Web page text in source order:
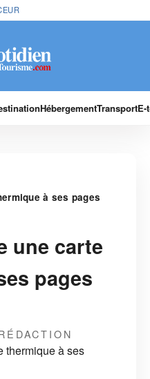
HébergementTransport
à ses pages
une carte
pages